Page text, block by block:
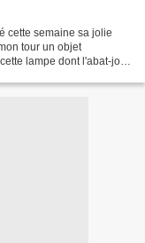
cette semaine sa jolie
tour un objet
lampe dont l'abat-jour